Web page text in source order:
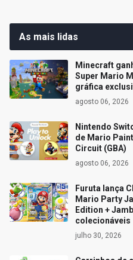
As mais lidas
Minecraft
Super Mario
gráfica
agosto 06, 2026
Nintendo
de Mario
Circuit (GBA)
agosto 06, 2026
Furuta lança
Mario Party
Edition +
colecionáveis
julho 30, 2026